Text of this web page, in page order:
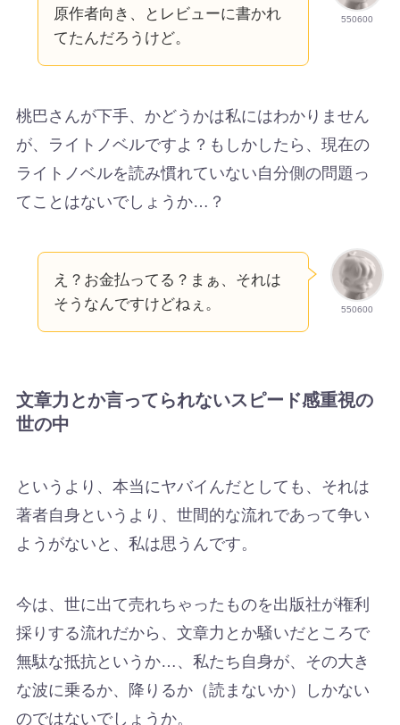
550600
原作者向き、とレビューに書かれ
てたんだろうけど。
桃巴さんが下手、かどうかは私にはわかりません
が、ライトノベルですよ？もしかしたら、現在の
ライトノベルを読み慣れていない自分側の問題っ
てことはないでしょうか…？
550600
え？お金払ってる？まぁ、それは
そうなんですけどねぇ。
文章力とか言ってられないスピード感重視の
世の中
というより、本当にヤバイんだとしても、それは
著者自身というより、世間的な流れであって争い
ようがないと、私は思うんです。
今は、世に出て売れちゃったものを出版社が権利
採りする流れだから、文章力とか騒いだところで
無駄な抵抗というか…、私たち自身が、その大き
な波に乗るか、降りるか（読まないか）しかない
のではないでしょうか。